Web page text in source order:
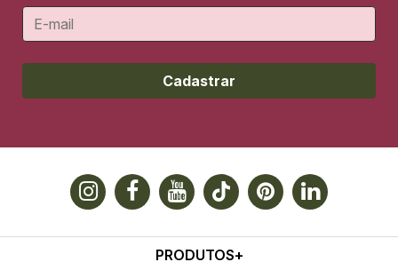
Cadastrar
PRODUTOS